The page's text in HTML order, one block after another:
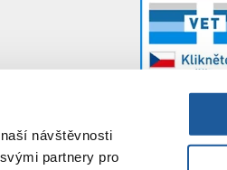
návštěvnosti
partnery pro